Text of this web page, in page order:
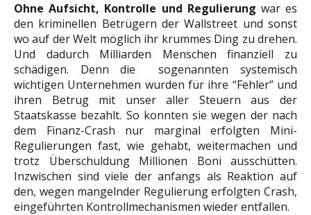
Ohne Aufsicht, Kontrolle und Regulierung war es
den kriminellen Betrügern der Wallstreet und sonst
wo auf der Welt möglich ihr krummes Ding zu drehen.
Und dadurch Milliarden Menschen finanziell zu
schädigen. Denn die sogenannten systemisch
wichtigen Unternehmen wurden für ihre “Fehler” und
ihren Betrug mit unser aller Steuern aus der
Staatskasse bezahlt. So konnten sie wegen der nach
dem Finanz-Crash nur marginal erfolgten Mini-
Regulierungen fast, wie gehabt, weitermachen und
trotz Überschuldung Millionen Boni ausschütten.
Inzwischen sind viele der anfangs als Reaktion auf
den, wegen mangelnder Regulierung erfolgten Crash,
eingeführten Kontrollmechanismen wieder entfallen.